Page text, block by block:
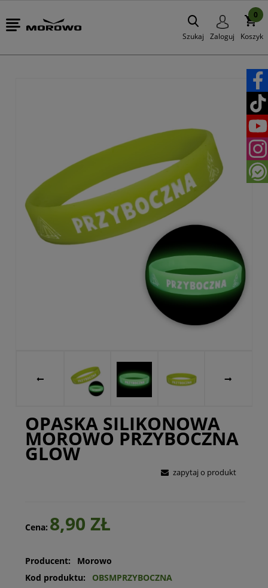
Szukaj Zaloguj Koszyk
0
OPASKA SILIKONOWA
MOROWO PRZYBOCZNA
GLOW
zapytaj o produkt
Cena: 8,90 ZŁ
Producent:
Morowo
Kod produktu:
OBSMPRZYBOCZNA